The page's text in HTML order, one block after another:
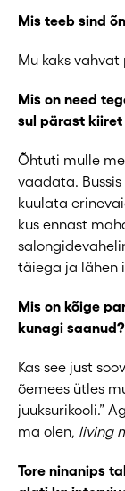
Mis teeb sind
Mu kaks vahvat
Mis on need
sul pärast
Õhtuti mulle
vaadata.
kuulata
kus ennast
täiega ja lähen
Mis on kõige
kunagi saanud?
Kas see just
õemees ütles
juuksurikooli.”
ma olen, living
Tore ninanips